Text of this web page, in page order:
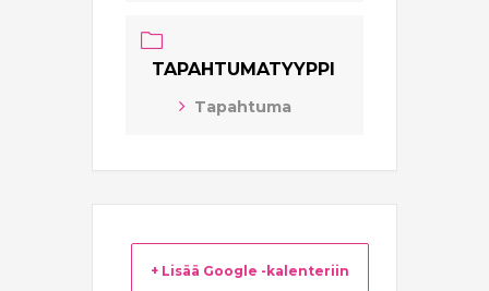
TAPAHTUMATYYPPI
Tapahtuma
+ Lisää Google -kalenteriin